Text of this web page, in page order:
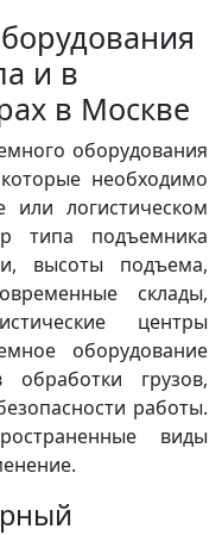
и в
в Москве
оборудования
необходимо
логистическом
типа подъемника
высоты подъема,
склады,
центры
оборудование
грузов,
работы.
виды